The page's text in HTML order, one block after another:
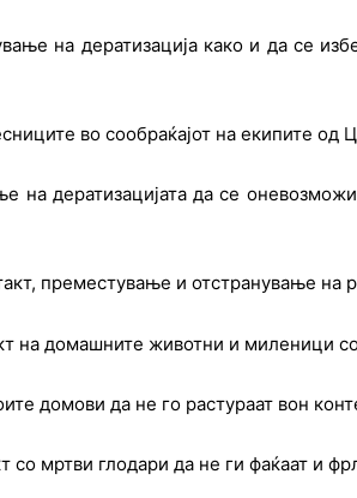
на дератизација како и да се
во сообраќајот на екипите
на дератизацијата да се
преместување и отстранување
на домашните животни и миленици
домови да не го растураат вон
со мртви глодари да не ги фаќаат и